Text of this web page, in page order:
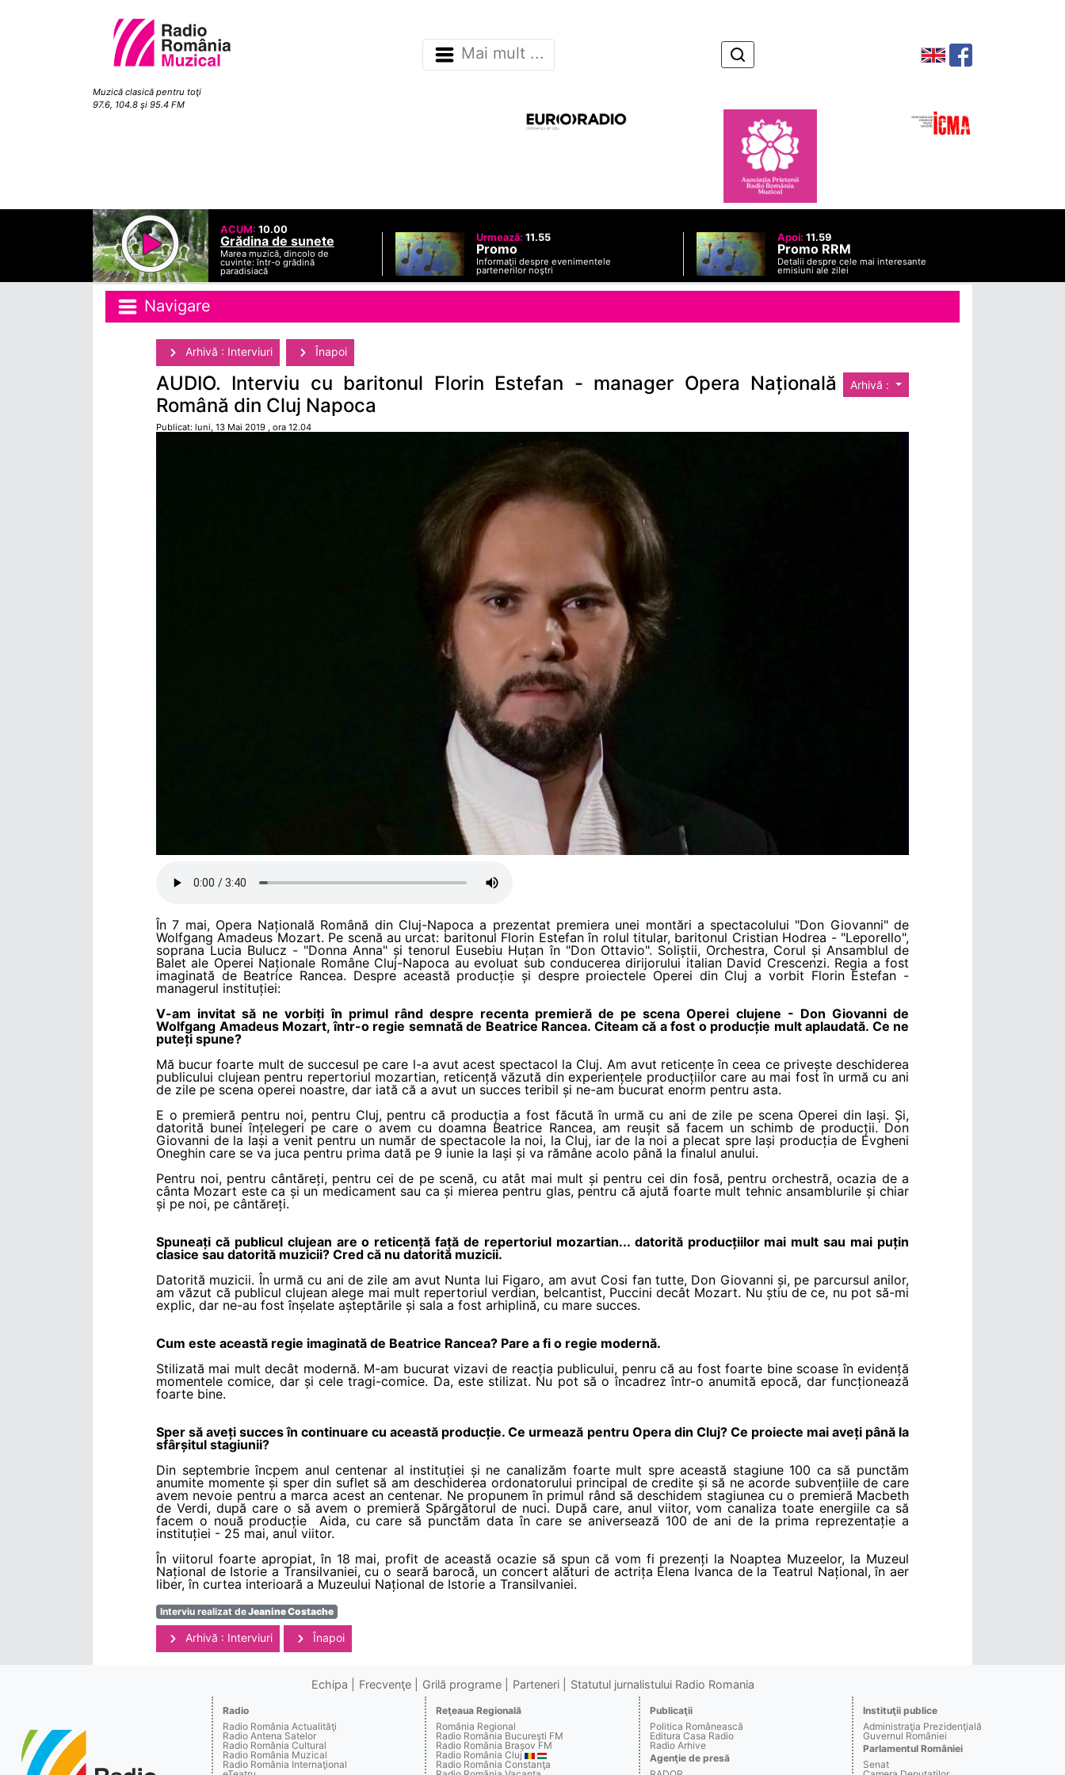
Muzică clasică pentru toţi
97.6, 104.8 şi 95.4 FM
Mai mult ...
ACUM: 10.00
Grădina de sunete
Marea muzică, dincolo de
cuvinte: într-o grădină
paradisiacă
Urmează: 11.55
Promo
Informaţii despre evenimentele
partenerilor noştri
Apoi: 11.59
Promo RRM
Detalii despre cele mai interesante
emisiuni ale zilei
Navigare
Arhivă : Interviuri Înapoi
Arhivă :
AUDIO. Interviu cu baritonul Florin Estefan - manager Opera Națională
Română din Cluj Napoca
Publicat: luni, 13 Mai 2019 , ora 12.04
În 7 mai, Opera Națională Română din Cluj-Napoca a prezentat premiera unei montări a spectacolului "Don Giovanni" de
Wolfgang Amadeus Mozart. Pe scenă au urcat: baritonul Florin Estefan în rolul titular, baritonul Cristian Hodrea - "Leporello",
soprana Lucia Bulucz - "Donna Anna" și tenorul Eusebiu Huțan în "Don Ottavio". Soliștii, Orchestra, Corul și Ansamblul de
Balet ale Operei Naționale Române Cluj-Napoca au evoluat sub conducerea dirijorului italian David Crescenzi. Regia a fost
imaginată de Beatrice Rancea. Despre această producție și despre proiectele Operei din Cluj a vorbit Florin Estefan -
managerul instituției:
V-am invitat să ne vorbiți în primul rând despre recenta premieră de pe scena Operei clujene - Don Giovanni de
Wolfgang Amadeus Mozart, într-o regie semnată de Beatrice Rancea. Citeam că a fost o producție mult aplaudată. Ce ne
puteți spune?
Mă bucur foarte mult de succesul pe care l-a avut acest spectacol la Cluj. Am avut reticențe în ceea ce privește deschiderea
publicului clujean pentru repertoriul mozartian, reticență văzută din experiențele producțiilor care au mai fost în urmă cu ani
de zile pe scena operei noastre, dar iată că a avut un succes teribil și ne-am bucurat enorm pentru asta.
E o premieră pentru noi, pentru Cluj, pentru că producția a fost făcută în urmă cu ani de zile pe scena Operei din Iași. Și,
datorită bunei înțelegeri pe care o avem cu doamna Beatrice Rancea, am reușit să facem un schimb de producții. Don
Giovanni de la Iași a venit pentru un număr de spectacole la noi, la Cluj, iar de la noi a plecat spre Iași producția de Evgheni
Oneghin care se va juca pentru prima dată pe 9 iunie la Iași și va rămâne acolo până la finalul anului.
Pentru noi, pentru cântăreți, pentru cei de pe scenă, cu atât mai mult și pentru cei din fosă, pentru orchestră, ocazia de a
cânta Mozart este ca și un medicament sau ca și mierea pentru glas, pentru că ajută foarte mult tehnic ansamblurile și chiar
și pe noi, pe cântăreți.
Spuneați că publicul clujean are o reticență față de repertoriul mozartian... datorită producțiilor mai mult sau mai puțin
clasice sau datorită muzicii? Cred că nu datorită muzicii.
Datorită muzicii. În urmă cu ani de zile am avut Nunta lui Figaro, am avut Cosi fan tutte, Don Giovanni și, pe parcursul anilor,
am văzut că publicul clujean alege mai mult repertoriul verdian, belcantist, Puccini decât Mozart. Nu știu de ce, nu pot să-mi
explic, dar ne-au fost înșelate așteptările și sala a fost arhiplină, cu mare succes.
Cum este această regie imaginată de Beatrice Rancea? Pare a fi o regie modernă.
Stilizată mai mult decât modernă. M-am bucurat vizavi de reacția publicului, penru că au fost foarte bine scoase în evidență
momentele comice, dar și cele tragi-comice. Da, este stilizat. Nu pot să o încadrez într-o anumită epocă, dar funcționează
foarte bine.
Sper să aveți succes în continuare cu această producție. Ce urmează pentru Opera din Cluj? Ce proiecte mai aveți până la
sfârșitul stagiunii?
Din septembrie încpem anul centenar al instituției și ne canalizăm foarte mult spre această stagiune 100 ca să punctăm
anumite momente și sper din suflet să am deschiderea ordonatorului principal de credite și să ne acorde subvențiile de care
avem nevoie pentru a marca acest an centenar. Ne propunem în primul rând să deschidem stagiunea cu o premieră Macbeth
de Verdi, după care o să avem o premieră Spărgătorul de nuci. După care, anul viitor, vom canaliza toate energiile ca să
facem o nouă producție Aida, cu care să punctăm data în care se aniversează 100 de ani de la prima reprezentație a
instituției - 25 mai, anul viitor.
În viitorul foarte apropiat, în 18 mai, profit de această ocazie să spun că vom fi prezenți la Noaptea Muzeelor, la Muzeul
Național de Istorie a Transilvaniei, cu o seară barocă, un concert alături de actrița Elena Ivanca de la Teatrul Național, în aer
liber, în curtea interioară a Muzeului Național de Istorie a Transilvaniei.
Interviu realizat deJeanine Costache
Arhivă : Interviuri Înapoi
Echipa Frecvenţe Grilă programe Parteneri Statutul jurnalistului Radio Romania
Radio
Radio România Actualităţi
Radio Antena Satelor
Radio România Cultural
Radio România Muzical
Radio România Internaţional
Reţeaua Regională
România Regional
Radio România Bucureşti FM
Radio România Braşov FM
Radio România Cluj
Radio România Constanţa
Publicaţii
Politica Românească
Editura Casa Radio
Radio Arhive
Agenţie de presă
Instituţii publice
Administraţia Prezidenţială
Guvernul României
Parlamentul României
Senat